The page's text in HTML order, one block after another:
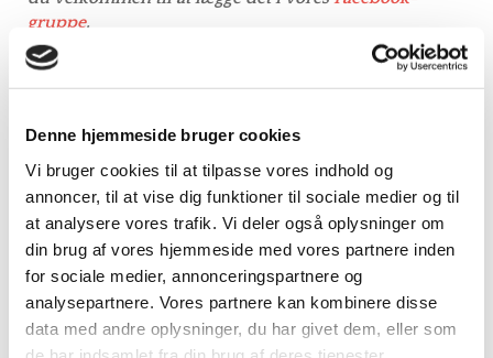
Denne hjemmeside bruger cookies
Vi bruger cookies til at tilpasse vores indhold og
annoncer, til at vise dig funktioner til sociale medier og til
at analysere vores trafik. Vi deler også oplysninger om
din brug af vores hjemmeside med vores partnere inden
for sociale medier, annonceringspartnere og
analysepartnere. Vores partnere kan kombinere disse
data med andre oplysninger, du har givet dem, eller som
gruppe.
Instrumentbyggere
Følgende er lister over forskellige sækkepibe-
drejelire- og nøgleharpebyggere i Europa:
Drejelirer